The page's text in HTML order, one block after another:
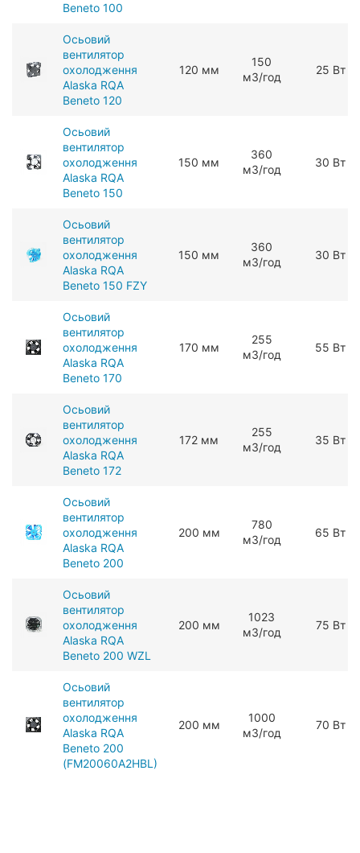
Beneto 100
Осьовий
вентилятор
охолодження
Alaska RQA
Beneto 120
120 мм
150
мЗ/год
25 Вт
Осьовий
вентилятор
охолодження
Alaska RQA
Beneto 150
150 мм
360
мЗ/год
30 Вт
Осьовий
вентилятор
охолодження
Alaska RQA
Beneto 150 FZY
150 мм
360
мЗ/год
30 Вт
Осьовий
вентилятор
охолодження
Alaska RQA
Beneto 170
170 мм
255
мЗ/год
55 Вт
Осьовий
вентилятор
охолодження
Alaska RQA
Beneto 172
172 мм
255
мЗ/год
35 Вт
Осьовий
вентилятор
охолодження
Alaska RQA
Beneto 200
200 мм
780
мЗ/год
65 Вт
Осьовий
вентилятор
охолодження
Alaska RQA
Beneto 200 WZL
200 мм
1023
мЗ/год
75 Вт
Осьовий
вентилятор
охолодження
Alaska RQA
Beneto 200
(FM20060A2HBL)
200 мм
1000
мЗ/год
70 Вт